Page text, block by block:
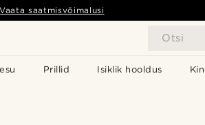
Otsi
Prillid Isiklik hooldus
Vaata saatmisvõimalusi